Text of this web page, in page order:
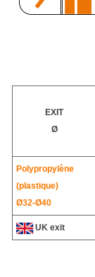
EXIT
Ø
Polypropylène
(plastique)
Ø32-Ø40
UK exit